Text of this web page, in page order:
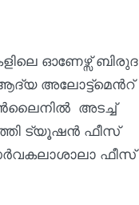
ഓണേഴ്സ് ബിരുദ
അലോട്ട്മെന്‍റ്
അടച്ച്
ട്യൂഷന്‍ ഫീസ്
ഫീസ്